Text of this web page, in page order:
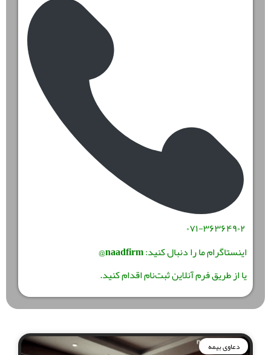
۰۷۱-۳۶۳۶۴۹۰۲
اینستاگرام ما را دنبال کنید:naadfirm@
یا از طریقفرم آنلاین ثبت‌ناماقدام کنید.
دعاوی بیمه